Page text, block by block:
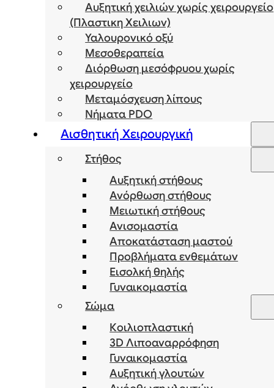
Αυξητική χειλιών χωρίς χειρουργείο
(Πλαστικη Χειλιων)
Υαλουρονικό οξύ
Μεσοθεραπεία
Διόρθωση μεσόφρυου χωρίς
χειρουργείο
Μεταμόσχευση λίπους
Νήματα PDO
Αισθητική Χειρουργική
Στήθος
Αυξητική στήθους
Ανόρθωση στήθους
Μειωτική στήθους
Ανισομαστία
Αποκατάσταση μαστού
Προβλήματα ενθεμάτων
Εισολκή θηλής
Γυναικομαστία
Σώμα
Κοιλιοπλαστική
3D Λιποαναρρόφηση
Γυναικομαστία
Αυξητική γλουτών